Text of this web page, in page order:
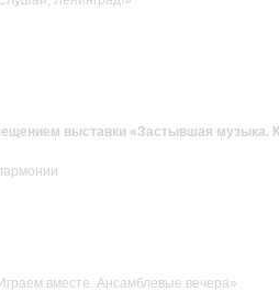
выставки «Застывшая музыка.
вместе. Ансамблевые вечера»